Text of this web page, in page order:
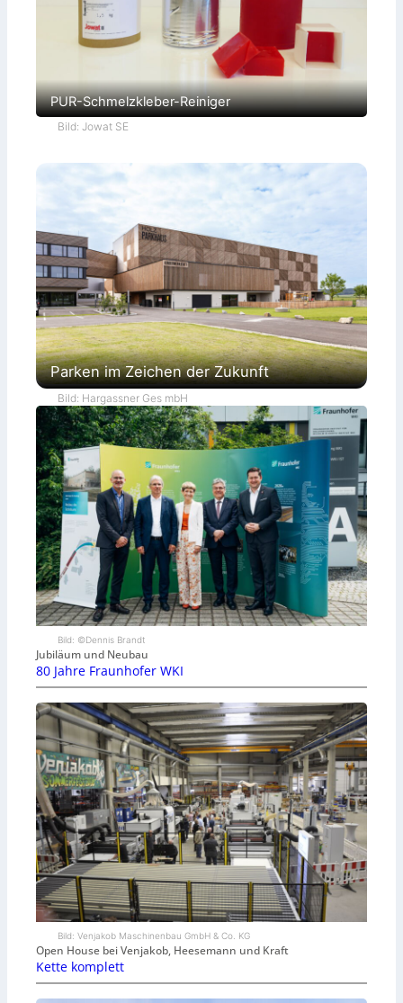
PUR-Schmelzkleber-Reiniger
Bild: Jowat SE
Parken im Zeichen der Zukunft
Bild: Hargassner Ges mbH
Bild: ©Dennis Brandt
Jubiläum und Neubau
80 Jahre Fraunhofer WKI
Bild: Venjakob Maschinenbau GmbH & Co. KG
Open House bei Venjakob, Heesemann und Kraft
Kette komplett